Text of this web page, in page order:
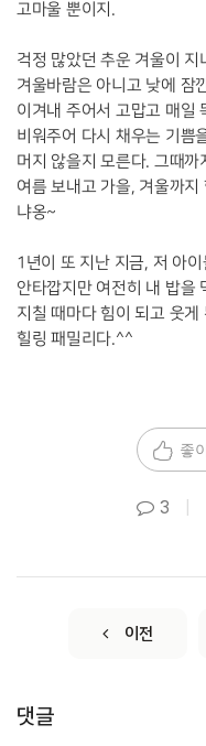
고마울 뿐이지.
걱정 많았던 추운 겨울이
겨울바람은 아니고 낮에 잠
이겨내 주어서 고맙고 매일
비워주어 다시 채우는 기쁨
머지 않을지 모른다. 그때까
여름 보내고 가을, 겨울까
냐옹~
1년이 또 지난 지금, 저 아
안타깝지만 여전히 내 밥을
지칠 때마다 힘이 되고 웃게
힐링 패밀리다.^^
좋
3
이전
댓글